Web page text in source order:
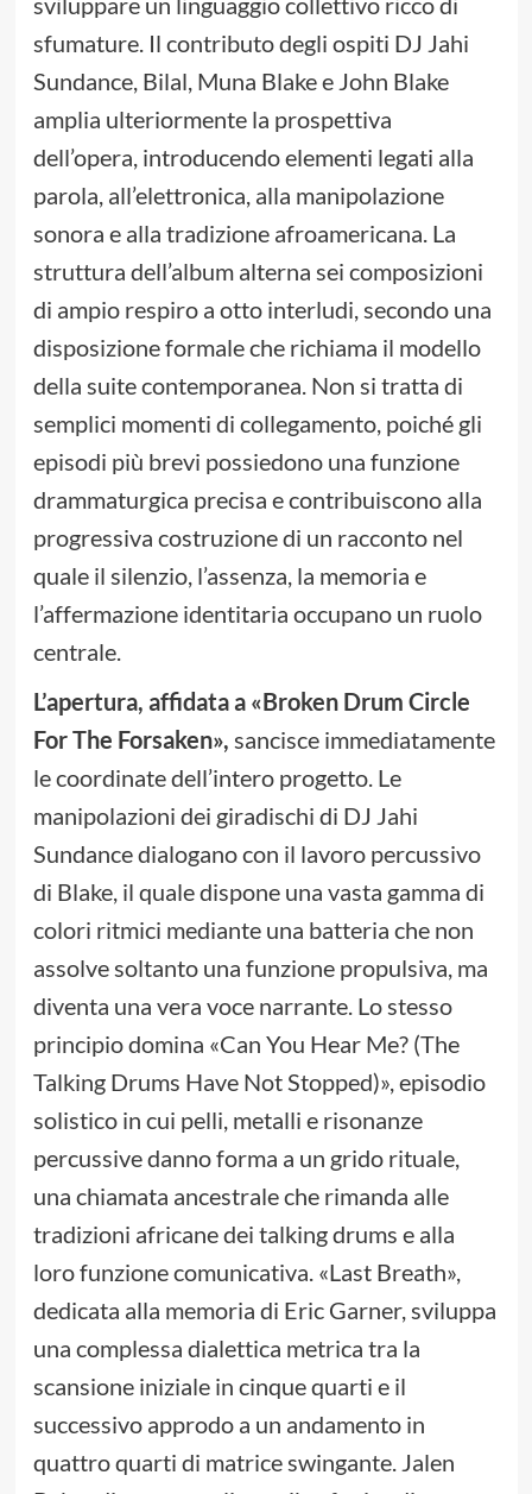
sfumature. Il contributo degli ospiti DJ Jahi
Sundance, Bilal, Muna Blake e John Blake
amplia ulteriormente la prospettiva
dell’opera, introducendo elementi legati alla
parola, all’elettronica, alla manipolazione
sonora e alla tradizione afroamericana. La
struttura dell’album alterna sei composizioni
di ampio respiro a otto interludi, secondo una
disposizione formale che richiama il modello
della suite contemporanea. Non si tratta di
semplici momenti di collegamento, poiché gli
episodi più brevi possiedono una funzione
drammaturgica precisa e contribuiscono alla
progressiva costruzione di un racconto nel
quale il silenzio, l’assenza, la memoria e
l’affermazione identitaria occupano un ruolo
centrale.
L’apertura, affidata a «Broken Drum Circle
For The Forsaken», sancisce immediatamente
le coordinate dell’intero progetto. Le
manipolazioni dei giradischi di DJ Jahi
Sundance dialogano con il lavoro percussivo
di Blake, il quale dispone una vasta gamma di
colori ritmici mediante una batteria che non
assolve soltanto una funzione propulsiva, ma
diventa una vera voce narrante. Lo stesso
principio domina «Can You Hear Me? (The
Talking Drums Have Not Stopped)», episodio
solistico in cui pelli, metalli e risonanze
percussive danno forma a un grido rituale,
una chiamata ancestrale che rimanda alle
tradizioni africane dei talking drums e alla
loro funzione comunicativa. «Last Breath»,
dedicata alla memoria di Eric Garner, sviluppa
una complessa dialettica metrica tra la
scansione iniziale in cinque quarti e il
successivo approdo a un andamento in
quattro quarti di matrice swingante. Jalen